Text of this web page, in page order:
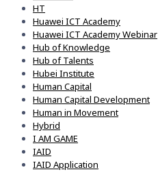
HT
Huawei ICT Academy
Huawei ICT Academy Webinar
Hub of Knowledge
Hub of Talents
Hubei Institute
Human Capital
Human Capital Development
Human in Movement
Hybrid
I AM GAME
IAID
IAID Application